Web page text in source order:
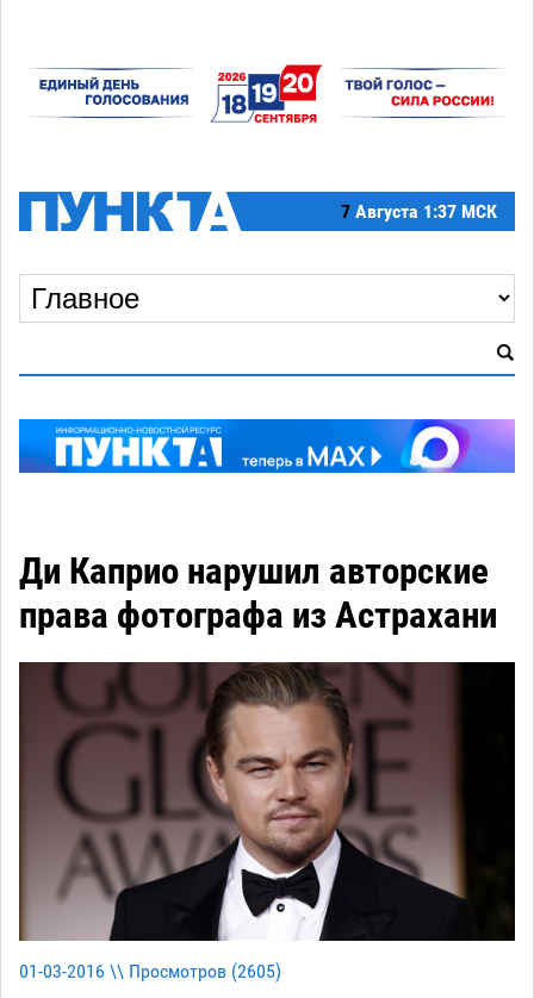
7 Августа 1:37 МСК
Ди Каприо нарушил авторские
права фотографа из Астрахани
01-03-2016 \\ Просмотров (2605)